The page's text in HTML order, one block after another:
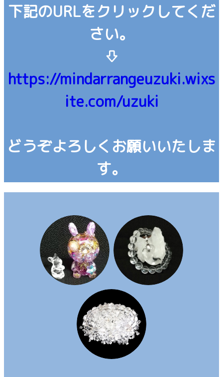
下記のURLをクリックしてくだ
さい。
⇩
https://mindarrangeuzuki.wixs
ite.com/uzuki
どうぞよろしくお願いいたしま
す。